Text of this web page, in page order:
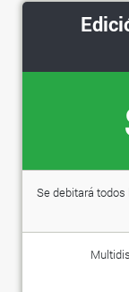
Se debitará